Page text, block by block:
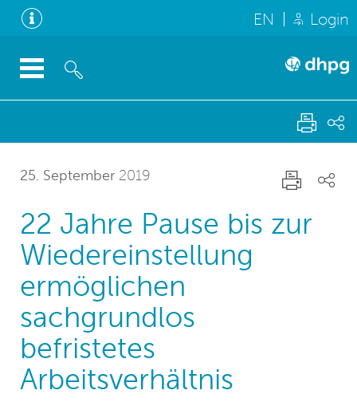
EN Login
25. September 2019
22 Jahre Pause bis zur
Wiedereinstellung
ermöglichen
sachgrundlos
befristetes
Arbeitsverhältnis